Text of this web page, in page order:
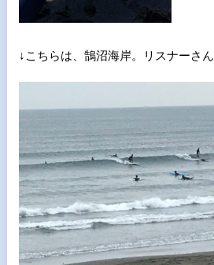
↓こちらは、鵠沼海岸。リスナーさん